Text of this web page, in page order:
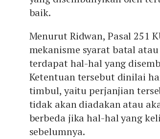
baik.
Menurut Ridwan, Pasal 251
mekanisme syarat batal
terdapat hal-hal yang
Ketentuan tersebut dinilai
timbul, yaitu perjanjian
tidak akan diadakan atau
berbeda jika hal-hal yang
sebelumnya.